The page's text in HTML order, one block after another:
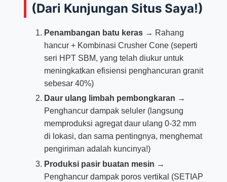
(Dari Kunjungan Situs Saya!)
Penambangan batu keras→ Rahang
hancur + Kombinasi Crusher Cone (seperti
seri HPT SBM, yang telah diukur untuk
meningkatkan efisiensi penghancuran granit
sebesar 40%)
Daur ulang limbah pembongkaran →
Penghancur dampak seluler (langsung
memproduksi agregat daur ulang 0-32 mm
di lokasi, dan sama pentingnya, menghemat
pengiriman adalah kuncinya!)
Produksi pasir buatan mesin →
Penghancur dampak poros vertikal (SETIAP